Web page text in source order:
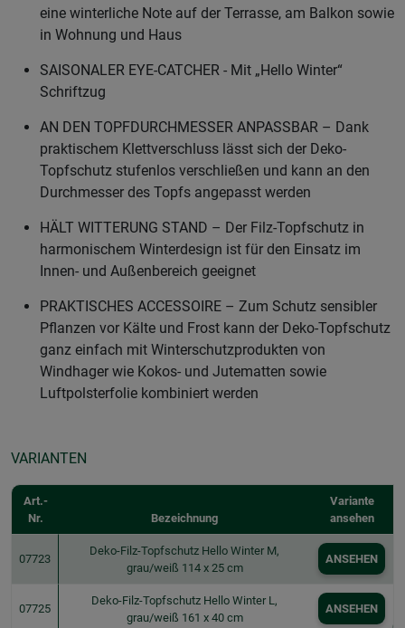
eine winterliche Note auf der Terrasse, am Balkon sowie
in Wohnung und Haus
SAISONALER EYE-CATCHER - Mit „Hello Winter“
Schriftzug
AN DEN TOPFDURCHMESSER ANPASSBAR – Dank
praktischem Klettverschluss lässt sich der Deko-
Topfschutz stufenlos verschließen und kann an den
Durchmesser des Topfs angepasst werden
HÄLT WITTERUNG STAND – Der Filz-Topfschutz in
harmonischem Winterdesign ist für den Einsatz im
Innen- und Außenbereich geeignet
PRAKTISCHES ACCESSOIRE – Zum Schutz sensibler
Pflanzen vor Kälte und Frost kann der Deko-Topfschutz
ganz einfach mit Winterschutzprodukten von
Windhager wie Kokos- und Jutematten sowie
Luftpolsterfolie kombiniert werden
VARIANTEN
Art.-
Nr.
Bezeichnung
Variante
ansehen
07723
Deko-Filz-Topfschutz Hello Winter M,
grau/weiß 114 x 25 cm
ANSEHEN
07725
Deko-Filz-Topfschutz Hello Winter L,
grau/weiß 161 x 40 cm
ANSEHEN